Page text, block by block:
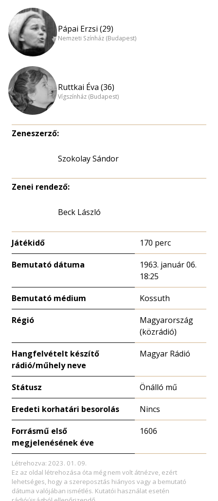
Pápai Erzsi (29)
Nemzeti Színház (Budapest)
Ruttkai Éva (36)
Vígszínház (Budapest)
Zeneszerző:
Szokolay Sándor
Zenei rendező:
Beck László
Játékidő 170 perc
Bemutató dátuma
1963. január 06.
18:25
Bemutató médium Kossuth
Régió
Magyarország
(közrádió)
Hangfelvételt készítő
rádió/műhely neve
Magyar Rádió
Státusz Önálló mű
Eredeti korhatári besorolás Nincs
Forrásmű első
megjelenésének éve
1606
Létrehozva: 2023. 01. 09.
Ez az oldal létrehozása óta még nem volt átnézve, ezért
lehetséges, hogy a szereposztás hiányos vagy a bemutató
dátuma valójában ismétlés. Kutatói használat esetén